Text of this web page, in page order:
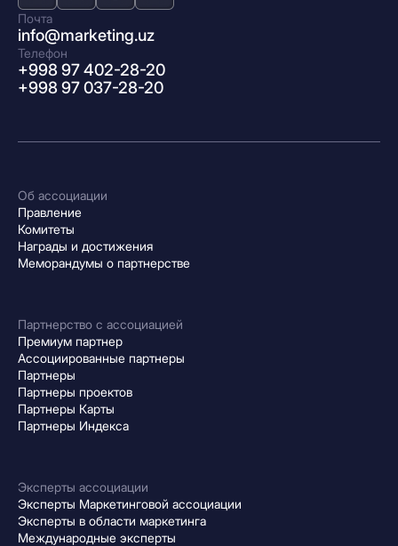
Почта
info@marketing.uz
Телефон
+998 97 402-28-20
+998 97 037-28-20
Об ассоциации
Правление
Комитеты
Награды и достижения
Меморандумы о партнерстве
Партнерство с ассоциацией
Премиум партнер
Ассоциированные партнеры
Партнеры
Партнеры проектов
Партнеры Карты
Партнеры Индекса
Эксперты ассоциации
Эксперты Маркетинговой ассоциации
Эксперты в области маркетинга
Международные эксперты